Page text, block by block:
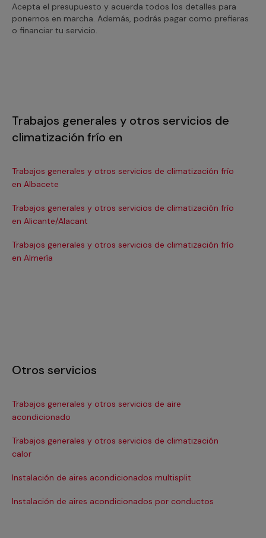
Acepta el presupuesto y acuerda todos los detalles para
ponernos en marcha. Además, podrás pagar como prefieras
o financiar tu servicio.
Trabajos generales y otros servicios de
climatización frío en
Trabajos generales y otros servicios de climatización frío
en Albacete
Trabajos generales y otros servicios de climatización frío
en Alicante/Alacant
Trabajos generales y otros servicios de climatización frío
en Almería
Otros servicios
Trabajos generales y otros servicios de aire
acondicionado
Trabajos generales y otros servicios de climatización
calor
Instalación de aires acondicionados multisplit
Instalación de aires acondicionados por conductos